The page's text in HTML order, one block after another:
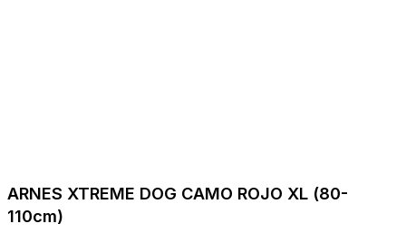
ARNES XTREME DOG CAMO ROJO XL (80-
110cm)